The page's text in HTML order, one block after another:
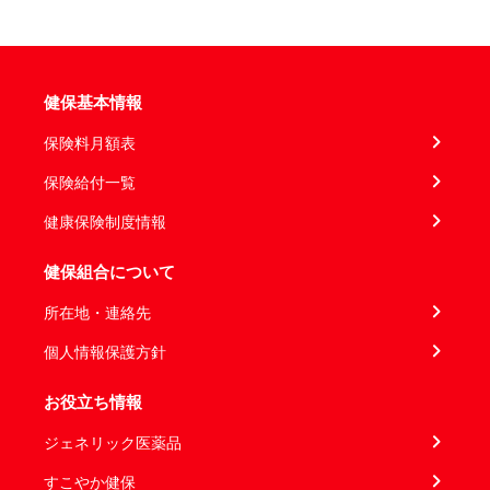
健保基本情報
保険料月額表
保険給付一覧
健康保険制度情報
健保組合について
所在地・連絡先
個人情報保護方針
お役立ち情報
ジェネリック医薬品
すこやか健保